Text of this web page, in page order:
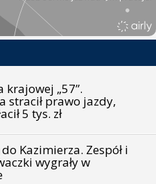
krajowej „57”.
stracił prawo jazdy,
5 tys. zł
Kazimierza. Zespół i
wygrały w